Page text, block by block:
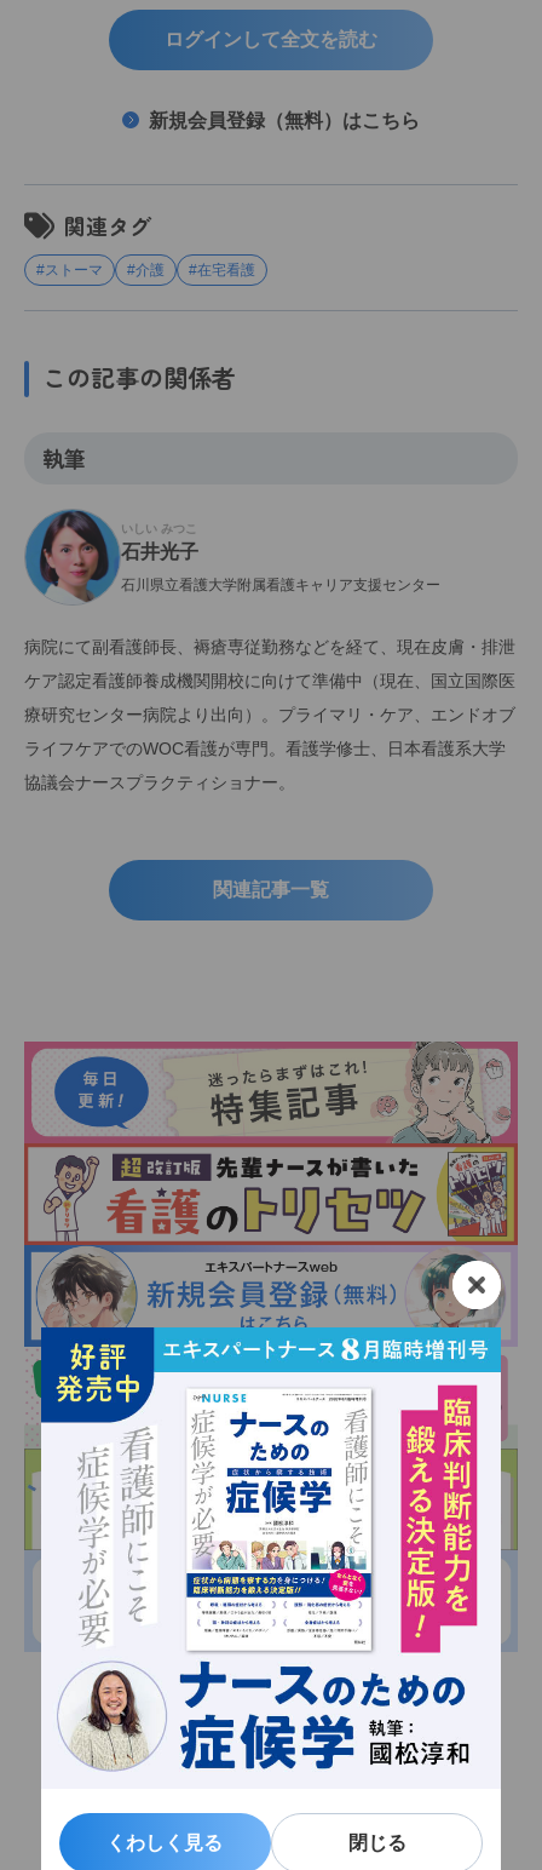
くわしく見る 閉じる
くわしく見る 閉じる
ログインして全文を読む
新規会員登録（無料）はこちら
関連タグ
#ストーマ #介護 #在宅看護
この記事の関係者
執筆
いしい みつこ
石井光子
石川県立看護大学附属看護キャリア支援センター
病院にて副看護師長、褥瘡専従勤務などを経て、現在皮膚・排泄
ケア認定看護師養成機関開校に向けて準備中（現在、国立国際医
療研究センター病院より出向）。プライマリ・ケア、エンドオブ
ライフケアでのWOC看護が専門。看護学修士、日本看護系大学
協議会ナースプラクティショナー。
関連記事一覧